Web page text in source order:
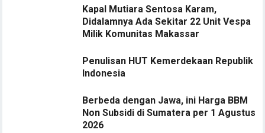
Kapal Mutiara Sentosa Karam,
Didalamnya Ada Sekitar 22 Unit Vespa
Milik Komunitas Makassar
Penulisan HUT Kemerdekaan Republik
Indonesia
Berbeda dengan Jawa, ini Harga BBM
Non Subsidi di Sumatera per 1 Agustus
2026